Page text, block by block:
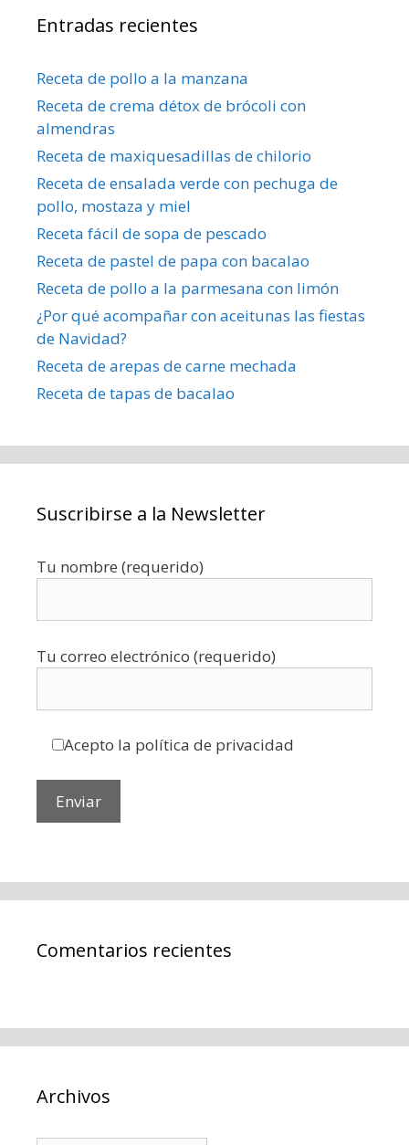
Entradas recientes
Receta de pollo a la manzana
Receta de crema détox de brócoli con
almendras
Receta de maxiquesadillas de chilorio
Receta de ensalada verde con pechuga de
pollo, mostaza y miel
Receta fácil de sopa de pescado
Receta de pastel de papa con bacalao
Receta de pollo a la parmesana con limón
¿Por qué acompañar con aceitunas las fiestas
de Navidad?
Receta de arepas de carne mechada
Receta de tapas de bacalao
Suscribirse a la Newsletter
Tu nombre (requerido)
Tu correo electrónico (requerido)
Acepto la política de privacidad
Comentarios recientes
Archivos